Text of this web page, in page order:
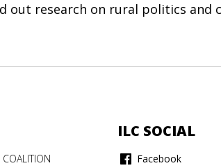
out research on rural politics
ILC SOCIAL
Facebook